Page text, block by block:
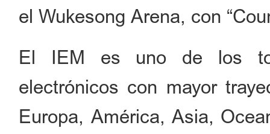
el Wukesong Arena, con
El IEM es uno de los
electrónicos con mayor
Europa, América, Asia,